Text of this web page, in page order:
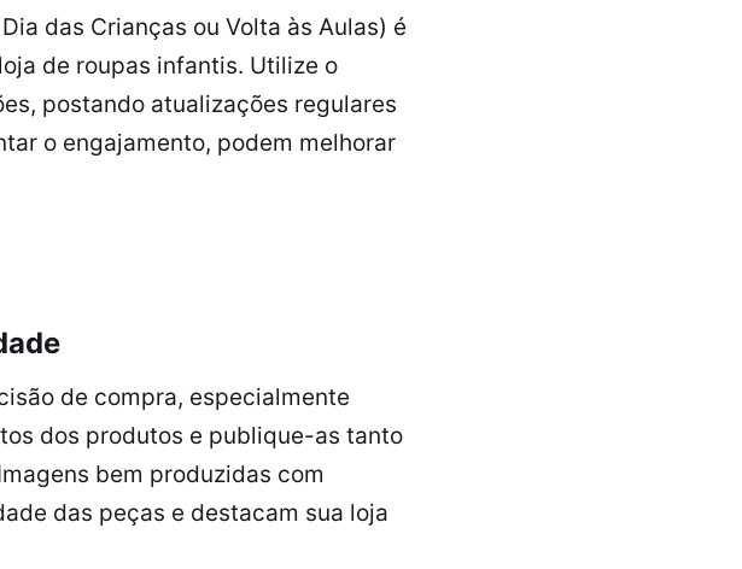
das Crianças ou Volta às Aulas) é
de roupas infantis. Utilize o
postando atualizações regulares
o engajamento, podem melhorar
de compra, especialmente
dos produtos e publique-as tanto
bem produzidas com
das peças e destacam sua loja